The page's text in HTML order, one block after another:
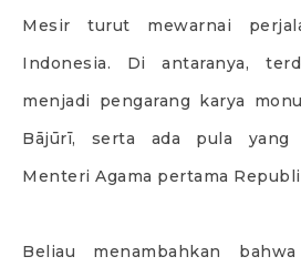
Mesir turut mewarnai
Indonesia. Di antaranya,
menjadi pengarang karya
Bājūrī, serta ada pula yang
Menteri Agama pertama
Beliau menambahkan